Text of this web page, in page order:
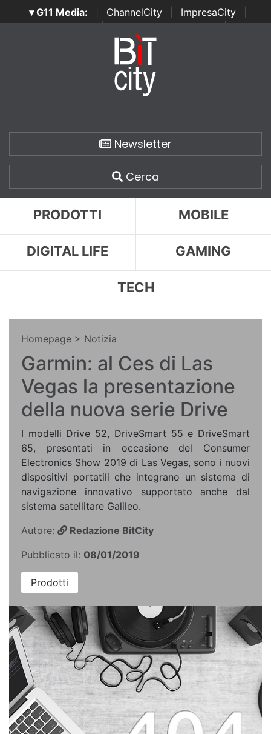
▾ G11 Media: ChannelCity ImpresaCity
SecurityOpenLab | Italian Channel Awards | Italian
Italian Security Awards
Newsletter
Cerca
PRODOTTI MOBILE
DIGITAL LIFE GAMING
TECH
Homepage > Notizia
Garmin: al Ces di Las
Vegas la presentazione
della nuova serie Drive
I modelli Drive 52, DriveSmart 55 e DriveSmart
65, presentati in occasione del Consumer
Electronics Show 2019 di Las Vegas, sono i nuovi
dispositivi portatili che integrano un sistema di
navigazione innovativo supportato anche dal
sistema satellitare Galileo.
Autore:
Redazione BitCity
Pubblicato il: 08/01/2019
Prodotti